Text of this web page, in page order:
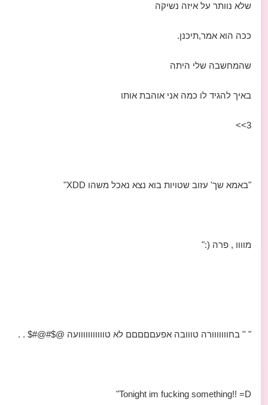
שלא נוותר על איזה נשיקה
ככה הוא אמר,תיכנן.
שהמחשבה שלי היתה
באיך להגיד לו כמה אני אוהבת אותו
3>>
"באמא שך' עזוב שטויות בוא נצא נאכל משהו XDD"
מוווו , פרה (:"
" '' בחווווווורה טווובה אפעםםםםם לא טווווווווווועה @$#@#$ . .
Tonight im fucking something!! =D"